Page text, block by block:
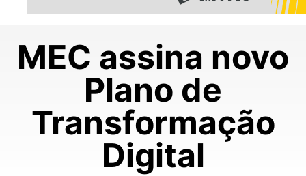
MEC assina novo
Plano de
Transformação
Digital